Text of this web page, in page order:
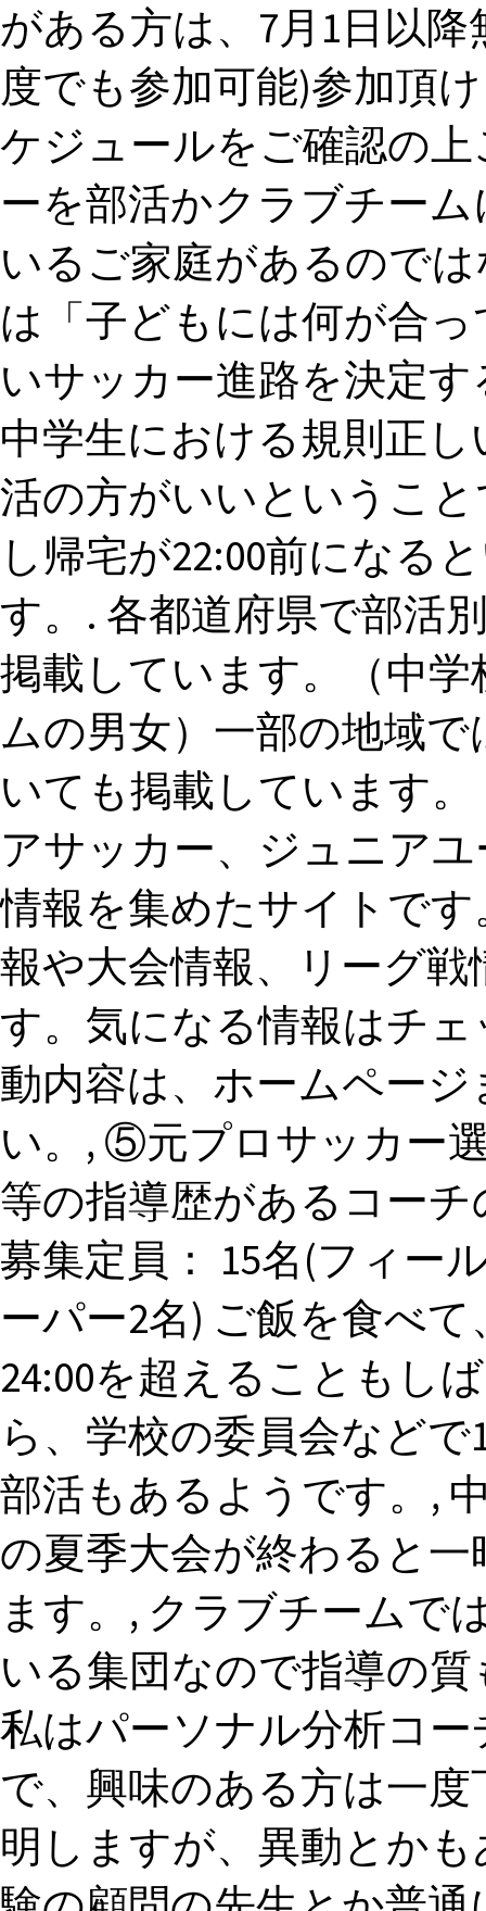
がある方は、7月1日以
度でも参加可能)参加頂
ケジュールをご確認の
ーを部活かクラブチー
いるご家庭があるので
は「子どもには何が合
いサッカー進路を決定
中学生における規則正
活の方がいいというこ
し帰宅が22:00前になる
す。. 各都道府県で部活
掲載しています。（中
ムの男女）一部の地域
いても掲載しています
アサッカー、ジュニア
情報を集めたサイトで
報や大会情報、リーグ
す。気になる情報はチ
動内容は、ホームペー
い。, ⑤元プロサッカー
等の指導歴があるコー
募集定員： 15名(フィー
ーパー2名) ご飯を食べ
24:00を超えることもし
ら、学校の委員会など
部活もあるようです。,
の夏季大会が終わると
ます。, クラブチームで
いる集団なので指導の
私はパーソナル分析コ
で、興味のある方は一
明しますが、異動とか